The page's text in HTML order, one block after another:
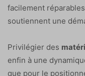
facilement
soutiennent une
Privilégier des
enfin à une
que pour le